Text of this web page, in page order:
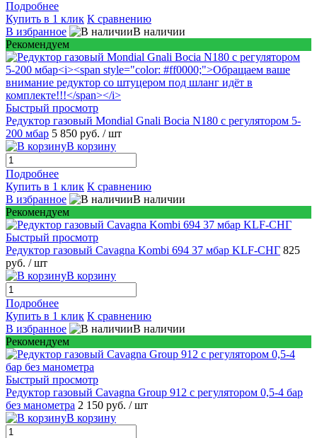
Подробнее
Купить в 1 клик К сравнению
В избранное
В наличии
Рекомендуем
Быстрый просмотр
Редуктор газовый Mondial Gnali Bocia N180 c регулятором 5-
200 мбар 5 850 руб. / шт
В корзину
Подробнее
Купить в 1 клик К сравнению
В избранное
В наличии
Рекомендуем
Быстрый просмотр
Редуктор газовый Cavagna Kombi 694 37 мбар KLF-СНГ 825
руб. / шт
В корзину
Подробнее
Купить в 1 клик К сравнению
В избранное
В наличии
Рекомендуем
Быстрый просмотр
Редуктор газовый Cavagna Group 912 c регулятором 0,5-4 бар
без манометра 2 150 руб. / шт
В корзину